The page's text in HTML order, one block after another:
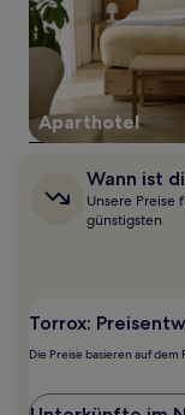
Aparthotel
Wann
ist
die
beste
Wann ist
Unsere Preise
günstigsten
Torrox:
Die Preise basieren auf